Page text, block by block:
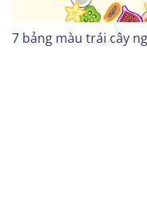
7 bảng màu trái cây